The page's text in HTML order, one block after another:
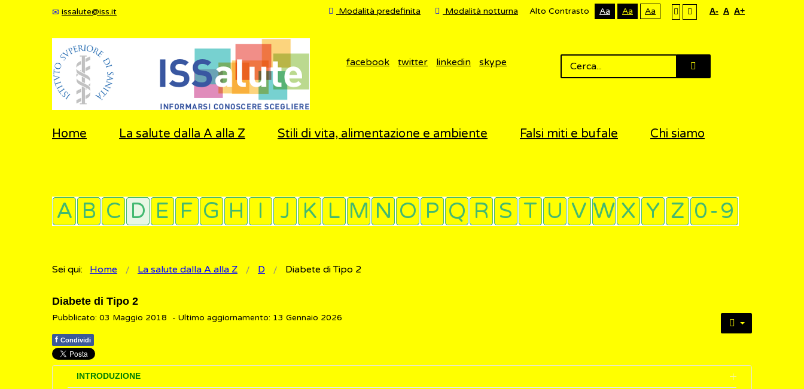
issalute@iss.it Modalità predefinita Modalità notturna Alto Contrasto Aa Aa Aa A- A A+
facebook twitter linkedin skype
Home La salute dalla A alla Z Stili di vita, alimentazione e ambiente Falsi miti e bufale Chi siamo
Sei qui: Home La salute dalla A alla Z D Diabete di Tipo 2
Diabete di Tipo 2
Pubblicato: 03 Maggio 2018 - Ultimo aggiornamento: 13 Gennaio 2026
f Condividi
INTRODUZIONE